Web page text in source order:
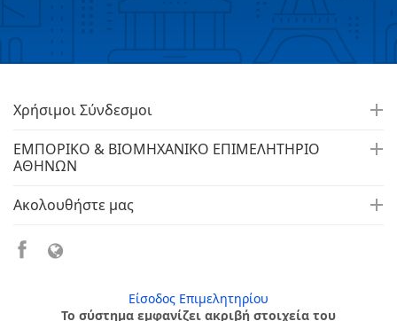
Χρήσιμοι Σύνδεσμοι
ΕΜΠΟΡΙΚΟ & ΒΙΟΜΗΧΑΝΙΚΟ ΕΠΙΜΕΛΗΤΗΡΙΟ
ΑΘΗΝΩΝ
Ακολουθήστε μας
Είσοδος Επιμελητηρίου
Το σύστημα εμφανίζει ακριβή στοιχεία του